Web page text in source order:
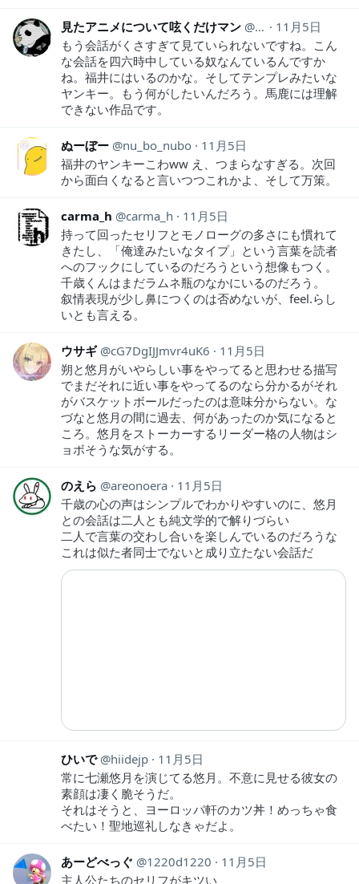
見たアニメについて呟くだけマン animeozy
11月5日
もう会話がくさすぎて見ていられないですね。こん
な会話を四六時中している奴なんているんですか
ね。福井にはいるのかな。そしてテンプレみたいな
ヤンキー。もう何がしたいんだろう。馬鹿には理解
できない作品です。
ぬーぼー nu_bo_nubo
11月5日
福井のヤンキーこわww え、つまらなすぎる。次回
から面白くなると言いつつこれかよ、そして万策。
carma_h carma_h
11月5日
持って回ったセリフとモノローグの多さにも慣れて
きたし、「俺達みたいなタイプ」という言葉を読者
へのフックにしているのだろうという想像もつく。
千歳くんはまだラムネ瓶のなかにいるのだろう。
叙情表現が少し鼻につくのは否めないが、feel.らし
いとも言える。
ウサギ cG7DgIJJmvr4uK6
11月5日
朔と悠月がいやらしい事をやってると思わせる描写
でまだそれに近い事をやってるのなら分かるがそれ
がバスケットボールだったのは意味分からない。な
づなと悠月の間に過去、何があったのか気になると
ころ。悠月をストーカーするリーダー格の人物はシ
ョボそうな気がする。
のえら areonoera
11月5日
千歳の心の声はシンプルでわかりやすいのに、悠月
との会話は二人とも純文学的で解りづらい
二人で言葉の交わし合いを楽しんでいるのだろうな
これは似た者同士でないと成り立たない会話だ
ひいで hiidejp
11月5日
常に七瀬悠月を演じてる悠月。不意に見せる彼女の
素顔は凄く脆そうだ。
それはそうと、ヨーロッパ軒のカツ丼！めっちゃ食
べたい！聖地巡礼しなきゃだよ。
あーどべっぐ 1220d1220
11月5日
主人公たちのセリフがキツい